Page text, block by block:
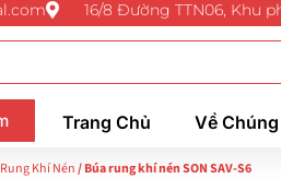
16/8 Đường TTN06, Khu
Trang Chủ Về
Khí Nén/ Búa rung khí nén SON SAV-S6